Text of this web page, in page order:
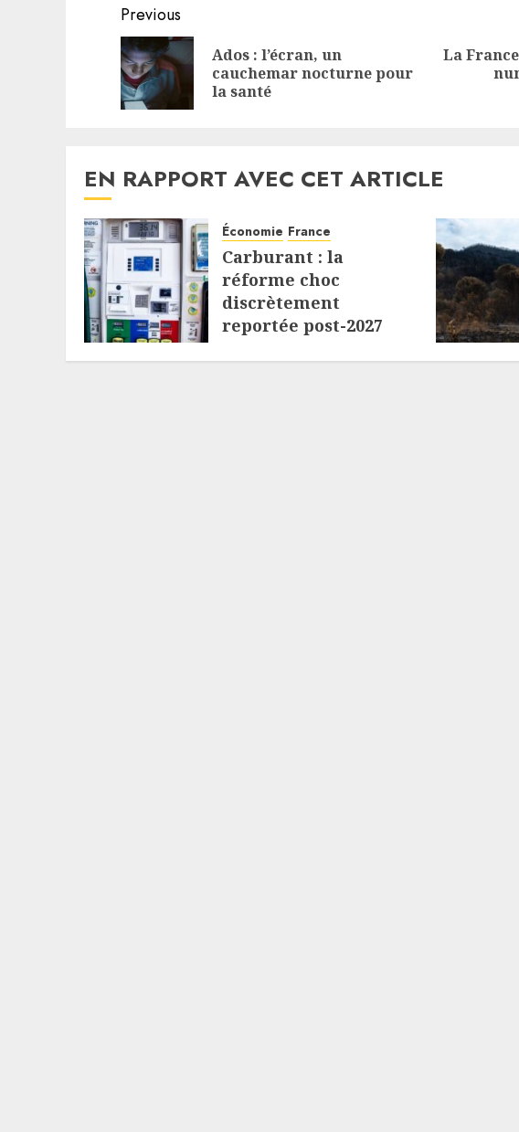
Continue
Reading
Previous
Previous
Ados : l’écran, un
cauchemar nocturne pour
la santé
Next
La
EN RAPPORT AVEC CET ARTICLE
Économie France
Carburant : la
réforme choc
discrètement
reportée post-2027